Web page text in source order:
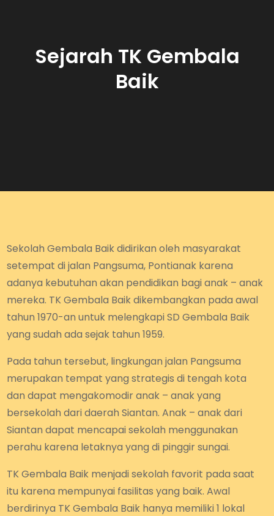
Sejarah TK Gembala
Baik
Sekolah Gembala Baik didirikan oleh masyarakat
setempat di jalan Pangsuma, Pontianak karena
adanya kebutuhan akan pendidikan bagi anak – anak
mereka. TK Gembala Baik dikembangkan pada awal
tahun 1970-an untuk melengkapi SD Gembala Baik
yang sudah ada sejak tahun 1959.
Pada tahun tersebut, lingkungan jalan Pangsuma
merupakan tempat yang strategis di tengah kota
dan dapat mengakomodir anak – anak yang
bersekolah dari daerah Siantan. Anak – anak dari
Siantan dapat mencapai sekolah menggunakan
perahu karena letaknya yang di pinggir sungai.
TK Gembala Baik menjadi sekolah favorit pada saat
itu karena mempunyai fasilitas yang baik. Awal
berdirinya TK Gembala Baik hanya memiliki 1 lokal